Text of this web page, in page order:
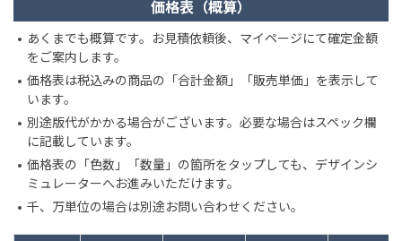
価格表（概算）
あくまでも概算です。お見積依頼後、マイページにて確定金額
をご案内します。
価格表は税込みの商品の「合計金額」「販売単価」を表示して
います。
別途版代がかかる場合がございます。必要な場合はスペック欄
に記載しています。
価格表の「色数」「数量」の箇所をタップしても、デザインシ
ミュレーターへお進みいただけます。
千、万単位の場合は別途お問い合わせください。